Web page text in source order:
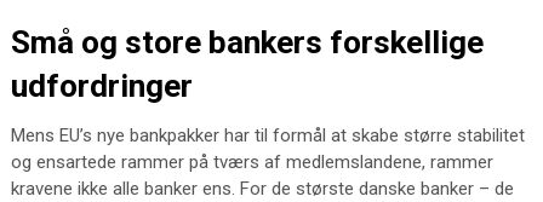
Små og store bankers forskellige
udfordringer
Mens EU’s nye bankpakker har til formål at skabe større stabilitet
og ensartede rammer på tværs af medlemslandene, rammer
kravene ikke alle banker ens. For de største danske banker – de